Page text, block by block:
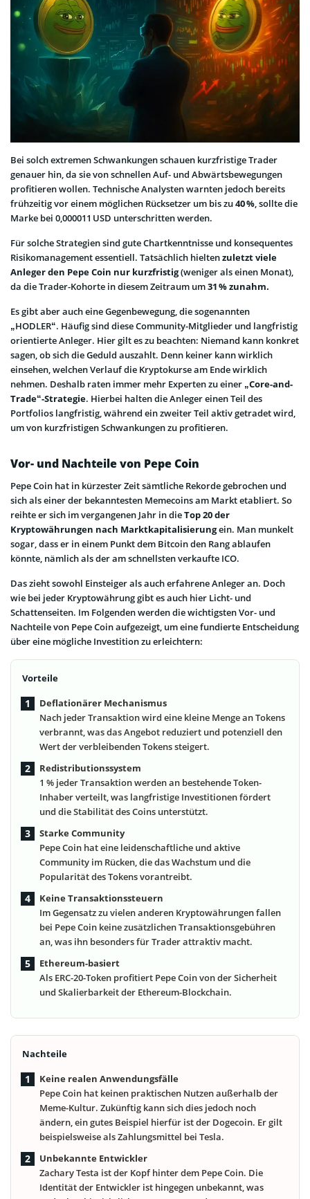
Bei solch extremen Schwankungen schauen kurzfristige Trader
genauer hin, da sie von schnellen Auf- und Abwärtsbewegungen
profitieren wollen. Technische Analysten warnten jedoch bereits
frühzeitig vor einem möglichen Rücksetzer um bis zu40 %, sollte die
Marke bei 0,000011 USD unterschritten werden.
Für solche Strategien sind gute Chartkenntnisse und konsequentes
Risikomanagement essentiell. Tatsächlich hieltenzuletzt viele
Anleger den Pepe Coin nur kurzfristig(weniger als einen Monat),
da die Trader-Kohorte in diesem Zeitraum um31 % zunahm.
Es gibt aber auch eine Gegenbewegung, die sogenannten
„HODLER“. Häufig sind diese Community-Mitglieder und langfristig
orientierte Anleger. Hier gilt es zu beachten: Niemand kann konkret
sagen, ob sich die Geduld auszahlt. Denn keiner kann wirklich
einsehen, welchen Verlauf die Kryptokurse am Ende wirklich
nehmen. Deshalb raten immer mehr Experten zu einer „Core-and-
Trade“-Strategie. Hierbei halten die Anleger einen Teil des
Portfolios langfristig, während ein zweiter Teil aktiv getradet wird,
um von kurzfristigen Schwankungen zu profitieren.
Vor- und Nachteile von Pepe Coin
Pepe Coin hat in kürzester Zeit sämtliche Rekorde gebrochen und
sich als einer der bekanntesten Memecoins am Markt etabliert. So
reihte er sich im vergangenen Jahr in dieTop 20 der
Kryptowährungen nach Marktkapitalisierungein. Man munkelt
sogar, dass er in einem Punkt dem Bitcoin den Rang ablaufen
könnte, nämlich als der am schnellsten verkaufte ICO.
Das zieht sowohl Einsteiger als auch erfahrene Anleger an. Doch
wie bei jeder Kryptowährung gibt es auch hier Licht- und
Schattenseiten. Im Folgenden werden die wichtigsten Vor- und
Nachteile von Pepe Coin aufgezeigt, um eine fundierte Entscheidung
über eine mögliche Investition zu erleichtern:
Vorteile
Deflationärer Mechanismus
Nach jeder Transaktion wird eine kleine Menge an Tokens
verbrannt, was das Angebot reduziert und potenziell den
Wert der verbleibenden Tokens steigert.
Redistributionssystem
1 % jeder Transaktion werden an bestehende Token-
Inhaber verteilt, was langfristige Investitionen fördert
und die Stabilität des Coins unterstützt.
Starke Community
Pepe Coin hat eine leidenschaftliche und aktive
Community im Rücken, die das Wachstum und die
Popularität des Tokens vorantreibt.
Keine Transaktionssteuern
Im Gegensatz zu vielen anderen Kryptowährungen fallen
bei Pepe Coin keine zusätzlichen Transaktionsgebühren
an, was ihn besonders für Trader attraktiv macht.
Ethereum-basiert
Als ERC-20-Token profitiert Pepe Coin von der Sicherheit
und Skalierbarkeit der Ethereum-Blockchain.
Nachteile
Keine realen Anwendungsfälle
Pepe Coin hat keinen praktischen Nutzen außerhalb der
Meme-Kultur. Zukünftig kann sich dies jedoch noch
ändern, ein gutes Beispiel hierfür ist der Dogecoin. Er gilt
beispielsweise als Zahlungsmittel bei Tesla.
Unbekannte Entwickler
Zachary Testa ist der Kopf hinter dem Pepe Coin. Die
Identität der Entwickler ist hingegen unbekannt, was